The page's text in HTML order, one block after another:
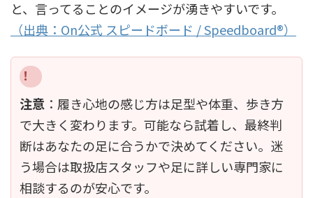
と、言ってることのイメージが湧きやすいです。
（出典：On公式 スピードボード / Speedboard®）
注意 ：履き心地の感じ方は足型や体重、歩き方
で大きく変わります。可能なら試着し、最終判
断はあなたの足に合うかで決めてください。迷
う場合は取扱店スタッフや足に詳しい専門家に
相談するのが安心です。